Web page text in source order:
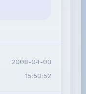
2008-04-03
15:50:52